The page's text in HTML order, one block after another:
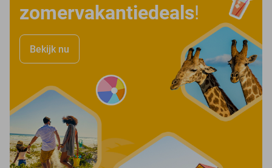
zomervakantiedeals!
Bekijk nu